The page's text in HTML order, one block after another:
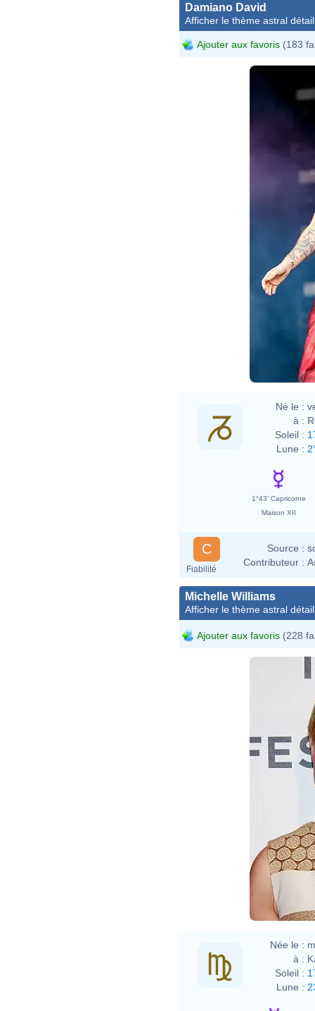
Damiano David
Afficher le thème astral
Ajouter aux favoris (183
Né le :
à :
Soleil :
Lune :
1°43' Capricorne
Maison XII
C
Fiabilité
Source :
Contributeur :
Michelle Williams
Afficher le thème astral
Ajouter aux favoris (228
Née le :
à :
Soleil :
Lune :